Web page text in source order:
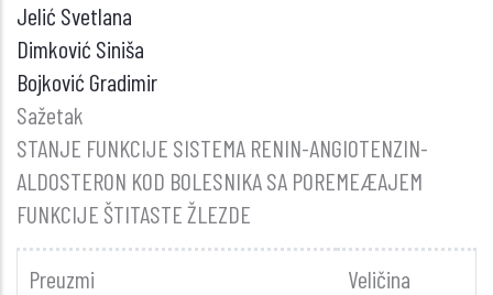
Jelić Svetlana
Dimković Siniša
Bojković Gradimir
Sažetak
STANJE FUNKCIJE SISTEMA RENIN-ANGIOTENZIN-
ALDOSTERON KOD BOLESNIKA SA POREMEÆAJEM
FUNKCIJE ŠTITASTE ŽLEZDE
Preuzmi Veličina